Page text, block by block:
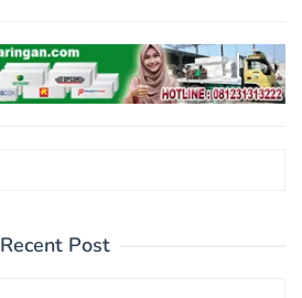
Recent Post